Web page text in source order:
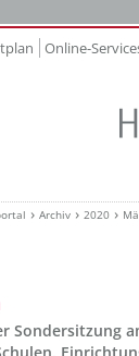
Online-
Archiv 2020
Sondersitzung